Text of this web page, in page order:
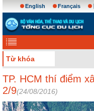
English Français
Từ khóa
TP. HCM thí điểm
2/9(24/08/2016)